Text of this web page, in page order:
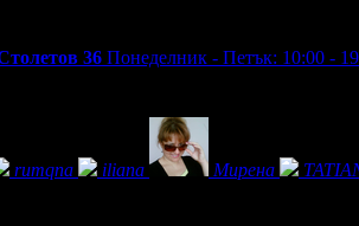
36 Понеделник - Петък: 10:00 -
rumqna iliana Мирена